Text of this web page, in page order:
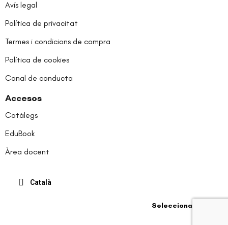
Avís legal
Política de privacitat
Termes i condicions de compra
Política de cookies
Canal de conducta
Accesos
Catàlegs
EduBook
Àrea docent
Català